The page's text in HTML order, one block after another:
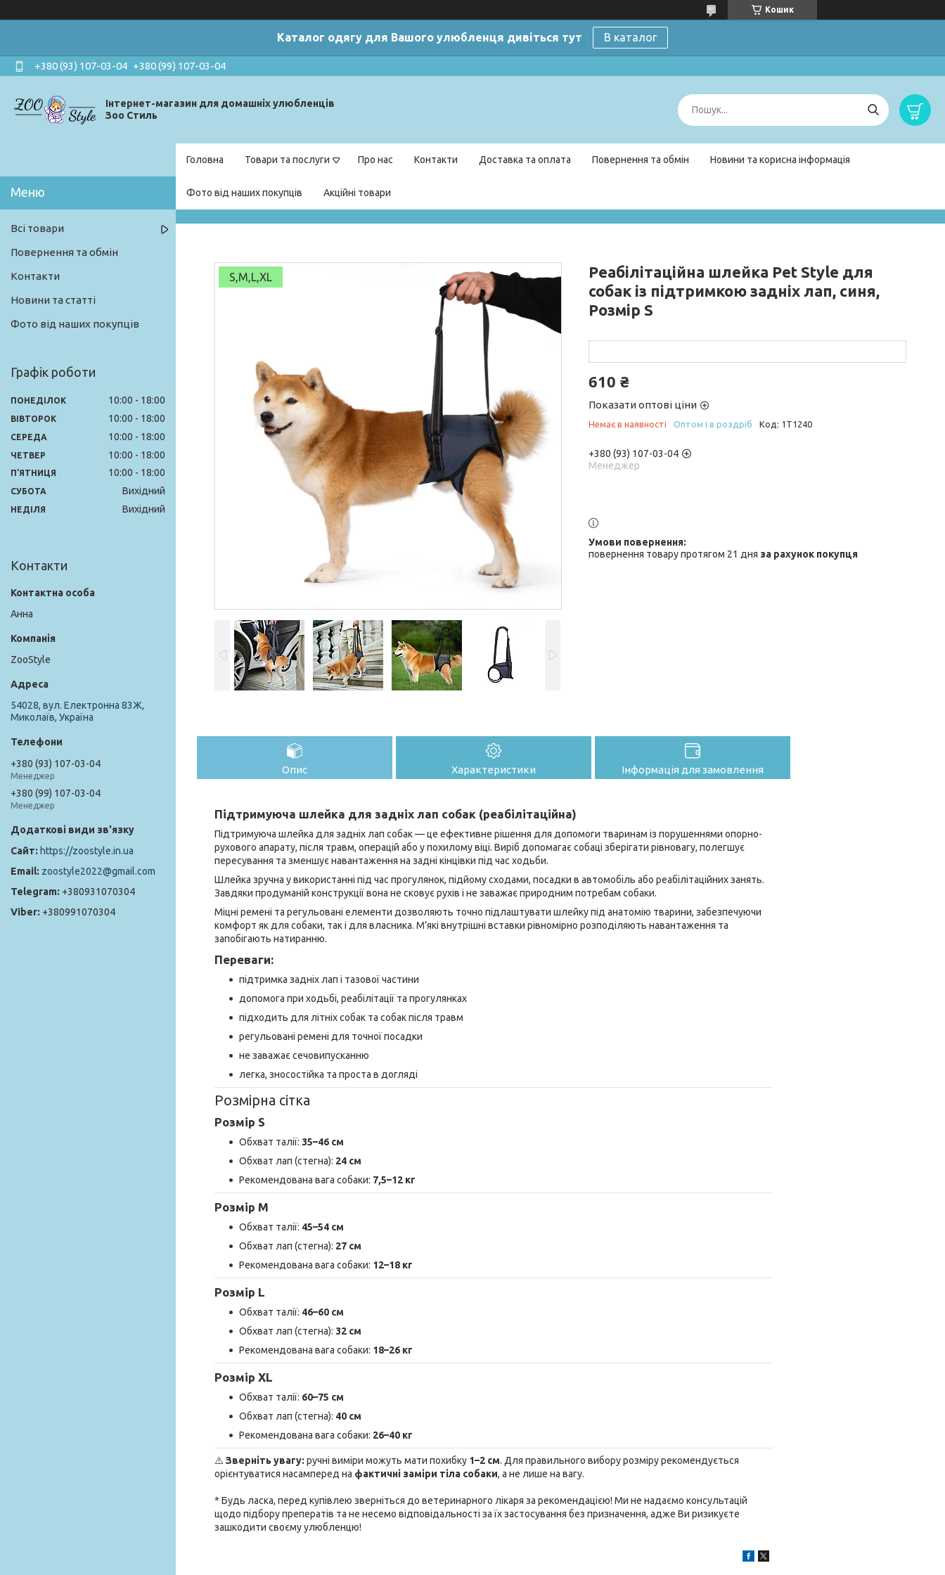
Кошик
Каталог одягу для Вашого улюбленця дивіться тут В каталог
+380 (93) 107-03-04 +380 (99) 107-03-04
Інтернет-магазин для домашніх улюбленців
Зоо Стиль
Головна Товари та послуги Про нас Контакти Доставка та оплата Повернення та обмін Новини та корисна інформація
Фото від наших покупців Акційні товари
S,M,L,XL
Реабілітаційна шлейка Pet Style для
собак із підтримкою задніх лап, синя,
Розмір S
610 ₴
Показати оптові ціни
Немає в наявності Оптом і в роздріб Код: 1T1240
+380 (93) 107-03-04
Менеджер
повернення товару протягом 21 дня за рахунок покупця
Опис Характеристики Інформація для замовлення
Підтримуюча шлейка для задніх лап собак (реабілітаційна)
Підтримуюча шлейка для задніх лап собак — це ефективне рішення для допомоги тваринам із порушеннями опорно-
рухового апарату, після травм, операцій або у похилому віці. Виріб допомагає собаці зберігати рівновагу, полегшує
пересування та зменшує навантаження на задні кінцівки під час ходьби.
Шлейка зручна у використанні під час прогулянок, підйому сходами, посадки в автомобіль або реабілітаційних занять.
Завдяки продуманій конструкції вона не сковує рухів і не заважає природним потребам собаки.
Міцні ремені та регульовані елементи дозволяють точно підлаштувати шлейку під анатомію тварини, забезпечуючи
комфорт як для собаки, так і для власника. М’які внутрішні вставки рівномірно розподіляють навантаження та
запобігають натиранню.
Переваги:
підтримка задніх лап і тазової частини
допомога при ходьбі, реабілітації та прогулянках
підходить для літніх собак та собак після травм
регульовані ремені для точної посадки
не заважає сечовипусканню
легка, зносостійка та проста в догляді
Розмірна сітка
Розмір S
Обхват талії: 35–46 см
Обхват лап (стегна): 24 см
Рекомендована вага собаки: 7,5–12 кг
Розмір M
Обхват талії: 45–54 см
Обхват лап (стегна): 27 см
Рекомендована вага собаки: 12–18 кг
Розмір L
Обхват талії: 46–60 см
Обхват лап (стегна): 32 см
Рекомендована вага собаки: 18–26 кг
Розмір XL
Обхват талії: 60–75 см
Обхват лап (стегна): 40 см
Рекомендована вага собаки: 26–40 кг
⚠️ Зверніть увагу: ручні виміри можуть мати похибку 1–2 см. Для правильного вибору розміру рекомендується
орієнтуватися насамперед на фактичні заміри тіла собаки, а не лише на вагу.
* Будь ласка, перед купівлею зверніться до ветеринарного лікаря за рекомендацією! Ми не надаємо консультацій
щодо підбору преператів та не несемо відповідальності за їх застосування без призначення, адже Ви ризикуєте
зашкодити своєму улюбленцю!
Всі товари
Повернення та обмін
Контакти
Новини та статті
Фото від наших покупців
Графік роботи
ПОНЕДІЛОК 10:00 18:00
ВІВТОРОК 10:00 18:00
СЕРЕДА 10:00 18:00
ЧЕТВЕР 10:00 18:00
ПʼЯТНИЦЯ 10:00 18:00
СУБОТА Вихідний
НЕДІЛЯ Вихідний
Контакти
Анна
ZooStyle
54028, вул. Електронна 83Ж,
Миколаїв, Україна
+380 (93) 107-03-04
Менеджер
+380 (99) 107-03-04
Менеджер
https://zoostyle.in.ua
zoostyle2022@gmail.com
+380931070304
+380991070304